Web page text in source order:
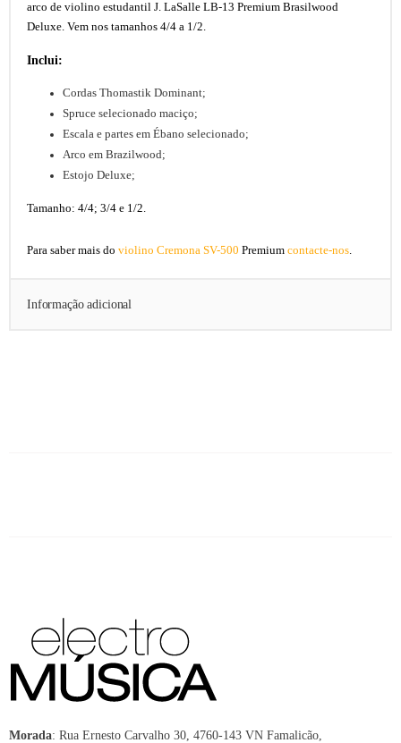
arco de violino estudantil J. LaSalle LB-13 Premium Brasilwood
Deluxe. Vem nos tamanhos 4/4 a 1/2.
Inclui:
Cordas Thomastik Dominant;
Spruce selecionado maciço;
Escala e partes em Ébano selecionado;
Arco em Brazilwood;
Estojo Deluxe;
Tamanho: 4/4; 3/4 e 1/2.
Para saber mais do violino Cremona SV-500 Premium contacte-nos.
Informação adicional
Morada: Rua Ernesto Carvalho 30, 4760-143 VN Famalicão,